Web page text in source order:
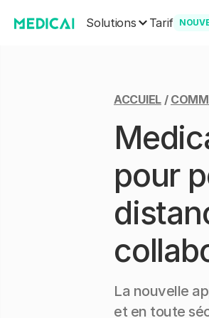
Solutions Tarif
ACCUIEL/
pour
La nouvelle
et en toute